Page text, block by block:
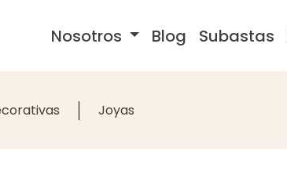
Nosotros Blog Subastas
Joyas